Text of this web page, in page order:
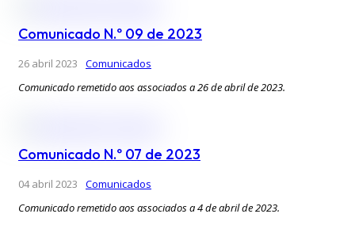
Comunicado N.º 09 de 2023
26 abril 2023
Comunicados
Comunicado remetido aos associados a 26 de abril de 2023.
Comunicado N.º 07 de 2023
04 abril 2023
Comunicados
Comunicado remetido aos associados a 4 de abril de 2023.